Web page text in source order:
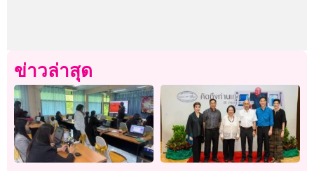
ข่าวล่าสุด